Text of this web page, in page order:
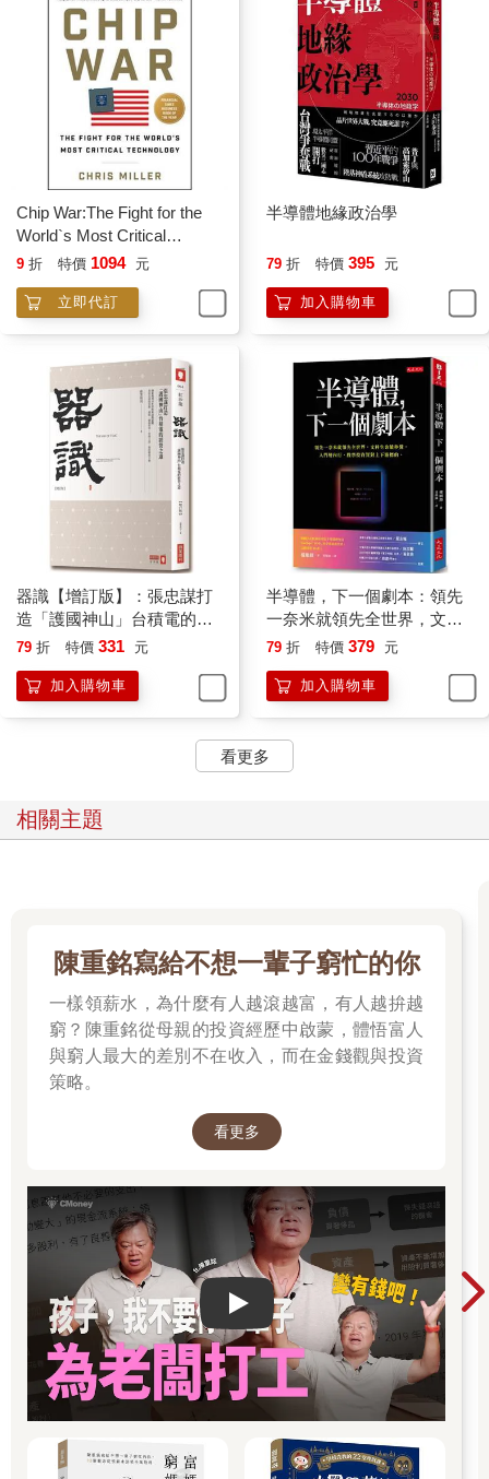
Chip War:The Fight for the
World`s Most Critical
Technology
9 折 特價 1094 元
立即代訂
半導體地緣政治學
79 折 特價 395 元
加入購物車
器識【增訂版】：張忠謀打
造「護國神山」台積電的經
營之道
79 折 特價 331 元
加入購物車
半導體，下一個劇本：領先
一奈米就領先全世界，文科
生也能秒懂，入門變內行，
79 折 特價 379 元
加入購物車
看更多
相關主題
陳重銘寫給不想一輩子窮忙的你
一樣領薪水，為什麼有人越滾越富，有人越拚越
窮？陳重銘從母親的投資經歷中啟蒙，體悟富人
與窮人最大的差別不在收入，而在金錢觀與投資
策略。
看更多
Play video